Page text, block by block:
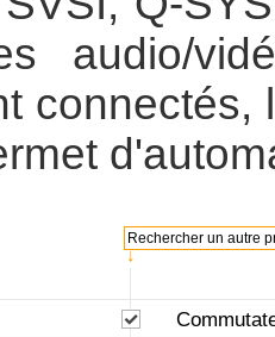
audio/
connectés,
↓
Rechercher un autre